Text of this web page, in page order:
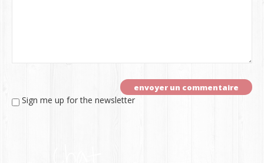
Sign me up for the newsletter